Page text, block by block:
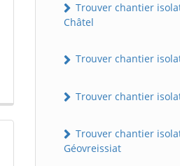
Trouver chantier
Châtel
Trouver chantier
Trouver chantier
Trouver chantier
Géovreissiat